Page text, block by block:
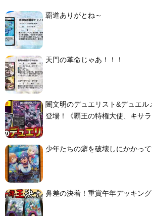
覇道ありがとね～
天門の革命じゃあ！！！
闇文明のデュエリスト&デュエル
登場！《覇王の特権大使、キサ
少年たちの癖を破壊しにかかっ
鼻差の決着！重賞午年デッキン